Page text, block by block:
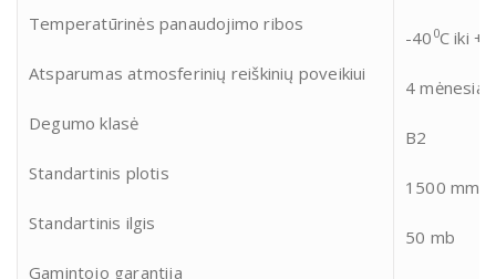
Temperatūrinės panaudojimo ribos
Atsparumas atmosferinių reiškinių poveikiui
Degumo klasė
Standartinis plotis
Standartinis ilgis
Gamintojo garantija
-40 0C iki
4 mėnesiai
B2
1500 mm
50 mb